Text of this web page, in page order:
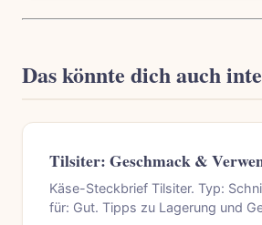
Das könnte dich auch
Tilsiter: Geschmack &
Käse-Steckbrief Tilsiter. Typ:
für: Gut. Tipps zu Lagerung und